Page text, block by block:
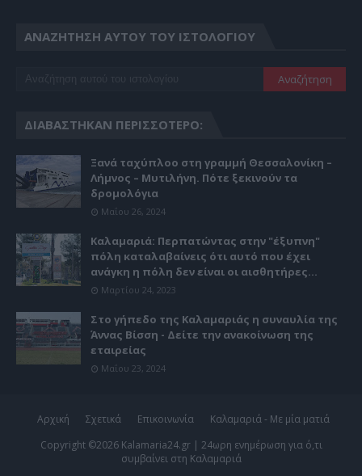
ΑΝΑΖΉΤΗΣΗ ΑΥΤΟΎ ΤΟΥ ΙΣΤΟΛΟΓΊΟΥ
ΔΙΑΒΆΣΤΗΚΑΝ ΠΕΡΙΣΣΌΤΕΡΟ:
Ξανά ταχύπλοο στη γραμμή Θεσσαλονίκη –
Λήμνος – Μυτιλήνη. Πότε ξεκινούν τα
δρομολόγια
Μαΐου 26, 2024
Καλαμαριά: Περπατώντας στην "έξυπνη"
πόλη καταλαβαίνεις ότι αυτό που έχει
ανάγκη η πόλη δεν είναι οι αισθητήρες...
Μαρτίου 24, 2023
Στο γήπεδο της Καλαμαριάς η συναυλία της
Άννας Βίσση - Δείτε την ανακοίνωση της
εταιρείας
Μαΐου 23, 2024
Αρχική Σχετικά Επικοινωνία
Καλαμαριά - Με μία ματιά
Copyright ©2026 Kalamaria24.gr | 24ωρη ενημέρωση για ό,τι
συμβαίνει στη Καλαμαριά